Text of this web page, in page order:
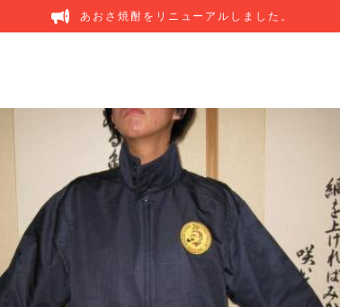
あおさ焼酎をリニューアルしました。